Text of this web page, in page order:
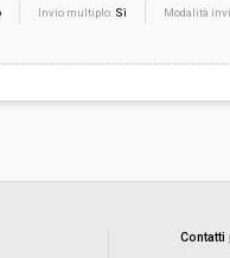
Invio multiplo: Sì
Modalità